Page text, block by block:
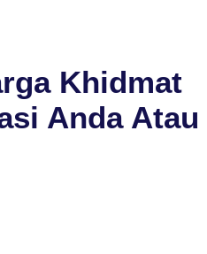
Khidmat
Anda Atau